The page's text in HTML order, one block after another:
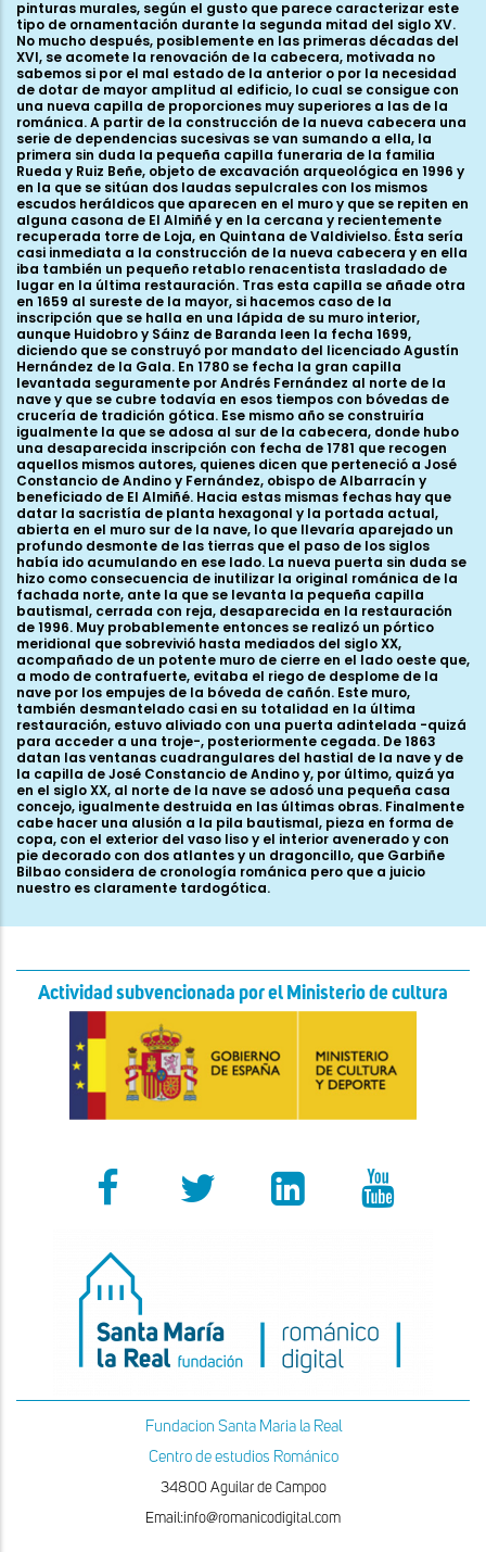
Actividad subvencionada por el Ministerio de cultura
Fundacion Santa Maria la Real
Centro de estudios Románico
34800 Aguilar de Campoo
Email:info@romanicodigital.com